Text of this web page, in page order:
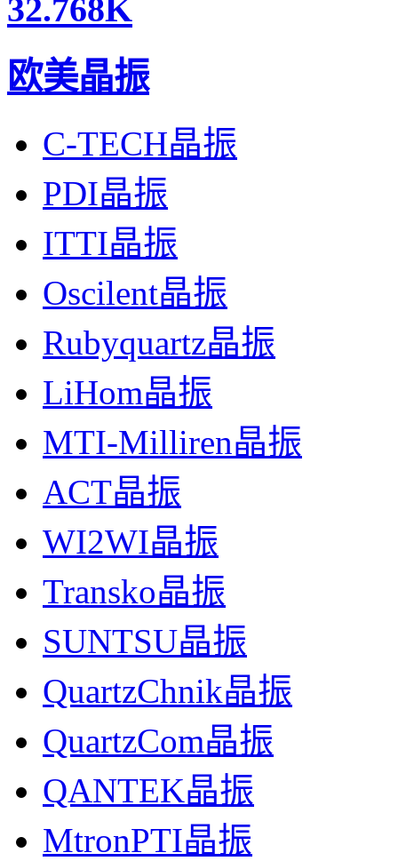
高精度艾尔西晶振,IL3X2数码相机晶振,IL3X2-
ILSI汽车大灯晶振,ILCX04高精度晶振,ILCX04-FB1F18-
32.768K
欧美晶振
C-TECH晶振
PDI晶振
ITTI晶振
Oscilent晶振
Rubyquartz晶振
LiHom晶振
MTI-Milliren晶振
ACT晶振
WI2WI晶振
Transko晶振
SUNTSU晶振
QuartzChnik晶振
QuartzCom晶振
QANTEK晶振
MtronPTI晶振